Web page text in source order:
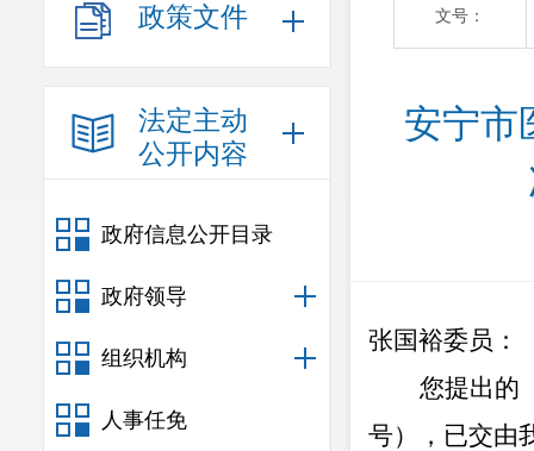
政策文件
法定主动
公开内容
政府信息公开目录
政府领导
组织机构
人事任免
文号：
安宁市
张国裕委员 ：
您提出的
号）
，已交由